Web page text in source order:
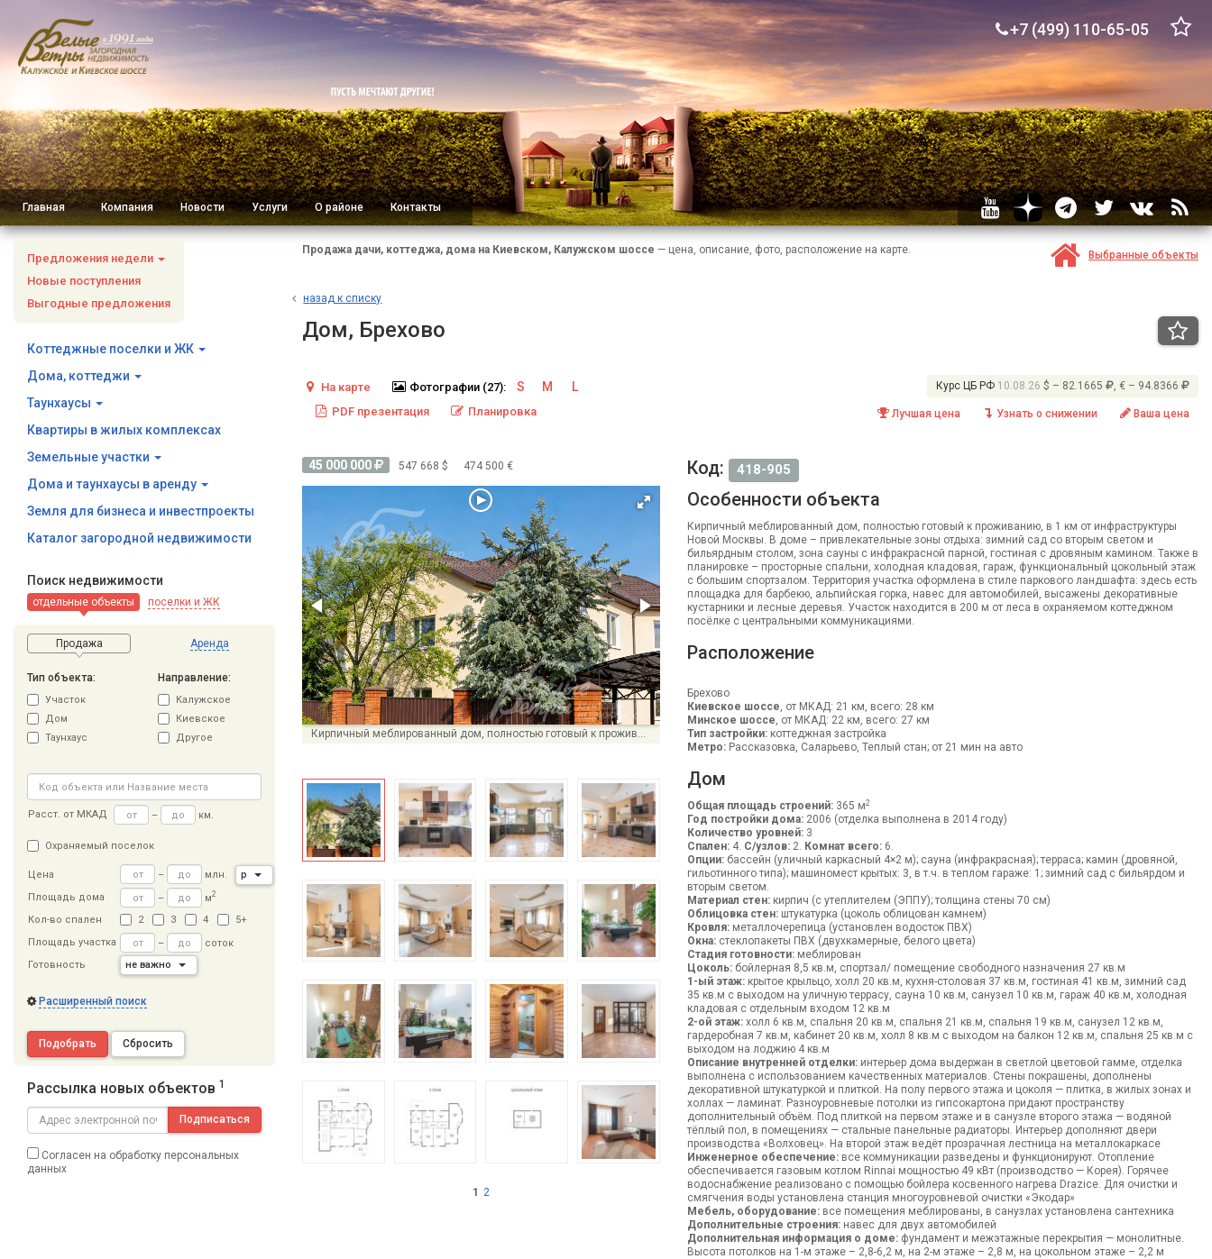
+7 (499) 110-65-05
Главная Компания Новости Услуги О районе Контакты
Предложения недели
Новые поступления
Выгодные предложения
Коттеджные поселки и ЖК
Дома, коттеджи
Таунхаусы
Квартиры в жилых комплексах
Земельные участки
Дома и таунхаусы в аренду
Земля для бизнеса и инвестпроекты
Каталог загородной недвижимости
Поиск недвижимости
отдельные объекты поселки и ЖК
Продажа Аренда
Тип объекта:
Участок
Дом
Таунхаус
Направление:
Калужское
Киевское
Другое
Расст. от МКАД – км.
Охраняемый поселок
Цена – млн.
р
Площадь дома
– м2
Кол-во спален 2 3 4
5+
Площадь участка
–
соток
Готовность
не важно
Расширенный поиск
Подобрать Сбросить
Рассылка новых объектов 1
Подписаться
Согласен на обработку персональных
данных
Продажа дачи, коттеджа, дома на Киевском, Калужском шоссе — цена, описание, фото, расположение на карте. Выбранные объекты
назад к списку
Дом, Брехово
Курс ЦБ РФ 10.08.26 $ – 82.1665 , € – 94.8366
Лучшая цена Узнать о снижении Ваша цена
На карте Фотографии (27): S M L
PDF презентация Планировка
45 000 000 547 668 $ 474 500 €
Кирпичный меблированный дом, полностью готовый к проживанию, в 1 км от инфраструктуры Новой Москвы
1 2
Код: 418-905
Особенности объекта
Кирпичный меблированный дом, полностью готовый к проживанию, в 1 км от инфраструктуры
Новой Москвы. В доме – привлекательные зоны отдыха: зимний сад со вторым светом и
бильярдным столом, зона сауны с инфракрасной парной, гостиная с дровяным камином. Также в
планировке – просторные спальни, холодная кладовая, гараж, функциональный цокольный этаж
с большим спортзалом. Территория участка оформлена в стиле паркового ландшафта: здесь есть
площадка для барбекю, альпийская горка, навес для автомобилей, высажены декоративные
кустарники и лесные деревья. Участок находится в 200 м от леса в охраняемом коттеджном
посёлке с центральными коммуникациями.
Расположение
Брехово
Киевское шоссе, от МКАД: 21 км, всего: 28 км
Минское шоссе, от МКАД: 22 км, всего: 27 км
Тип застройки:коттеджная застройка
Метро:Рассказовка, Саларьево, Теплый стан; от 21 мин на авто
Дом
Общая площадь строений:365 м2
Год постройки дома:2006 (отделка выполнена в 2014 году)
Количество уровней:3
Спален:4. С/узлов:2. Комнат всего:6.
Опции:бассейн (уличный каркасный 4×2 м); сауна (инфракрасная); терраса; камин (дровяной,
гильотинного типа); машиномест крытых: 3, в т.ч. в теплом гараже: 1; зимний сад с бильярдом и
вторым светом.
Материал стен:кирпич (с утеплителем (ЭППУ); толщина стены 70 см)
Облицовка стен:штукатурка (цоколь облицован камнем)
Кровля:металлочерепица (установлен водосток ПВХ)
Окна:стеклопакеты ПВХ (двухкамерные, белого цвета)
Стадия готовности:меблирован
Цоколь:бойлерная 8,5 кв.м, спортзал/ помещение свободного назначения 27 кв.м
1-ый этаж:крытое крыльцо, холл 20 кв.м, кухня-столовая 37 кв.м, гостиная 41 кв.м, зимний сад
35 кв.м с выходом на уличную террасу, сауна 10 кв.м, санузел 10 кв.м, гараж 40 кв.м, холодная
кладовая с отдельным входом 12 кв.м
2-ой этаж:холл 6 кв.м, спальня 20 кв.м, спальня 21 кв.м, спальня 19 кв.м, санузел 12 кв.м,
гардеробная 7 кв.м, кабинет 20 кв.м, холл 8 кв.м с выходом на балкон 12 кв.м, спальня 25 кв.м с
выходом на лоджию 4 кв.м
Описание внутренней отделки:интерьер дома выдержан в светлой цветовой гамме, отделка
выполнена с использованием качественных материалов. Стены покрашены, дополнены
декоративной штукатуркой и плиткой. На полу первого этажа и цоколя — плитка, в жилых зонах и
холлах — ламинат. Разноуровневые потолки из гипсокартона придают пространству
дополнительный объём. Под плиткой на первом этаже и в санузле второго этажа — водяной
тёплый пол, в помещениях — стальные панельные радиаторы. Интерьер дополняют двери
производства «Волховец». На второй этаж ведёт прозрачная лестница на металлокаркасе
Инженерное обеспечение:все коммуникации разведены и функционируют. Отопление
обеспечивается газовым котлом Rinnai мощностью 49 кВт (производство — Корея). Горячее
водоснабжение реализовано с помощью бойлера косвенного нагрева Drazice. Для очистки и
смягчения воды установлена станция многоуровневой очистки «Экодар»
Мебель, оборудование:все помещения меблированы, в санузлах установлена сантехника
Дополнительные строения:навес для двух автомобилей
Дополнительная информация о доме:фундамент и межэтажные перекрытия — монолитные.
Высота потолков на 1-м этаже – 2,8-6,2 м, на 2-м этаже – 2,8 м, на цокольном этаже – 2,2 м